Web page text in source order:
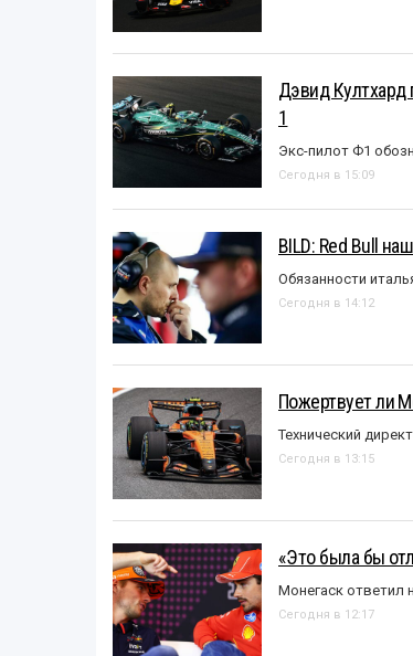
Дэвид Култхард
1
Экс-пилот Ф1
Сегодня в 15:09
BILD: Red Bull
Обязанности
Сегодня в 14:12
Пожертвует ли
Технический
Сегодня в 13:15
«Это была бы
Монегаск ответил
Сегодня в 12:17